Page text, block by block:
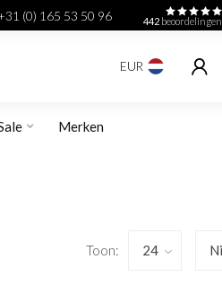
(0) 165 53 50 96 442beoordelingen
EUR
Merken
Toon: